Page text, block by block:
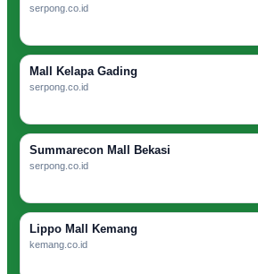
serpong.co.id
Mall Kelapa Gading
serpong.co.id
Summarecon Mall Bekasi
serpong.co.id
Lippo Mall Kemang
kemang.co.id